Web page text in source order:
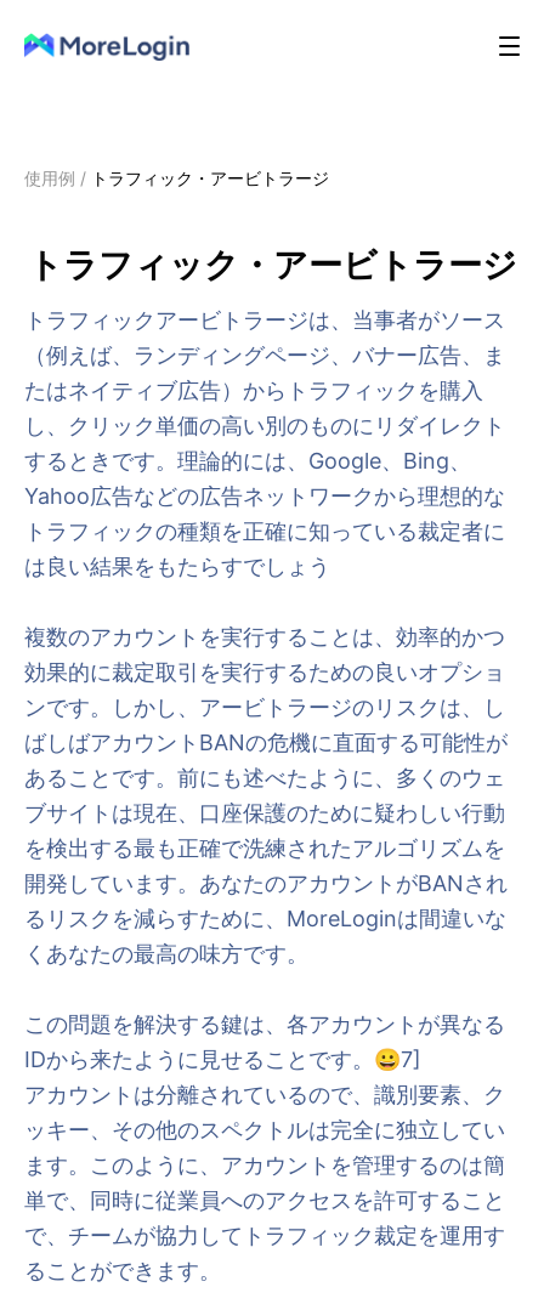
使用例 / トラフィック・アービトラージ
トラフィック・アービトラージ
トラフィックアービトラージは、当事者がソース
（例えば、ランディングページ、バナー広告、ま
たはネイティブ広告）からトラフィックを購入
し、クリック単価の高い別のものにリダイレクト
するときです。理論的には、Google、Bing、
Yahoo広告などの広告ネットワークから理想的な
トラフィックの種類を正確に知っている裁定者に
は良い結果をもたらすでしょう
複数のアカウントを実行することは、効率的かつ
効果的に裁定取引を実行するための良いオプショ
ンです。しかし、アービトラージのリスクは、し
ばしばアカウントBANの危機に直面する可能性が
あることです。前にも述べたように、多くのウェ
ブサイトは現在、口座保護のために疑わしい行動
を検出する最も正確で洗練されたアルゴリズムを
開発しています。あなたのアカウントがBANされ
るリスクを減らすために、MoreLoginは間違いな
くあなたの最高の味方です。
この問題を解決する鍵は、各アカウントが異なる
IDから来たように見せることです。😀7]
アカウントは分離されているので、識別要素、ク
ッキー、その他のスペクトルは完全に独立してい
ます。このように、アカウントを管理するのは簡
単で、同時に従業員へのアクセスを許可すること
で、チームが協力してトラフィック裁定を運用す
ることができます。